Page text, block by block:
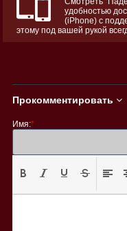
удобностью
(iPhone) с
этому под вашей рукой
Прокомментировать
Имя:*